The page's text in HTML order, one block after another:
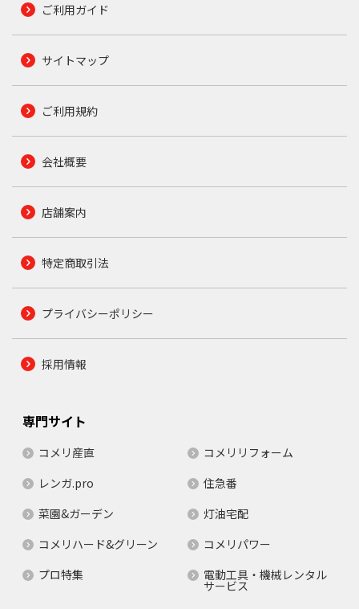
ご利用ガイド
サイトマップ
ご利用規約
会社概要
店舗案内
特定商取引法
プライバシーポリシー
採用情報
専門サイト
コメリ産直
コメリリフォーム
レンガ.pro
住急番
菜園&ガーデン
灯油宅配
コメリハード&グリーン
コメリパワー
プロ特集
電動工具・機械レンタル
サービス